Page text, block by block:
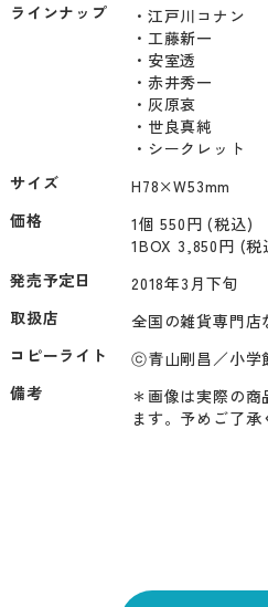
ラインナップ
・江戸川コナン
・工藤新一
・安室透
・赤井秀一
・灰原哀
・世良真純
・シークレット
サイズ
H78×W53mm
価格
1個 550円 (税込)
1BOX 3,850円 (税
発売予定日
2018年3月下旬
取扱店
全国の雑貨専門店
コピーライト
ⓒ青山剛昌／小学
備考
＊画像は実際の
ます。予めご了承